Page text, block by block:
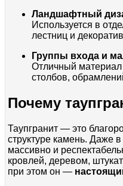
Ландшафтный
Используется в
лестниц и
Группы входа и
Отличный материал
столбов,
Почему
Таупгранит — это
структуре камень. Даже
массивно и
кровлей, деревом,
при этом он —